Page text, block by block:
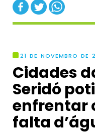
21 DE NOVEMBRO DE
Cidades
Seridó
enfrentar
falta